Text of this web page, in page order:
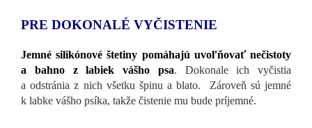
PRE DOKONALÉ VYČISTENIE
Jemné silikónové štetiny pomáhajú uvoľňovať nečistoty
a bahno z labiek vášho psa. Dokonale ich vyčistia
a odstránia z nich všetku špinu a blato. Zároveň sú jemné
k labke vášho psíka, takže čistenie mu bude príjemné.